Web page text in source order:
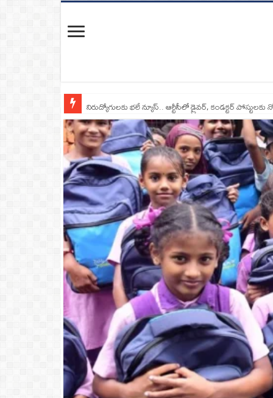
నిరుద్యోగులకు భలే న్యూస్.. ఆర్టీసీలో డ్రైవర్, కండక్టర్‌